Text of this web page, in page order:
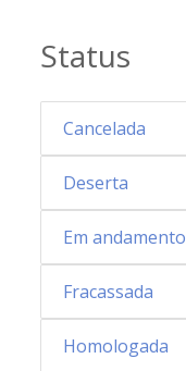
Status
Cancelada
Deserta
Em andamento
Fracassada
Homologada